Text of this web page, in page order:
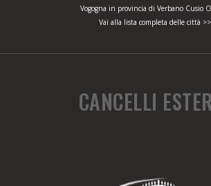
Vogogna in provincia di Verbano Cusio
Vai alla lista completa delle città >>
CANCELLI